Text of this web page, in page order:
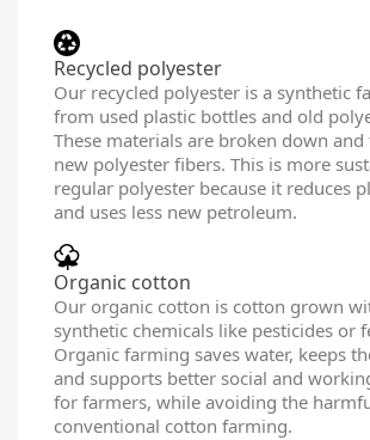
Recycled polyester
Our recycled polyester is a synthetic
from used plastic bottles and old
These materials are broken down
new polyester fibers. This is more
regular polyester because it reduces
and uses less new petroleum.
Organic cotton
Our organic cotton is cotton grown
synthetic chemicals like pesticides or
Organic farming saves water, keeps
and supports better social and
for farmers, while avoiding the
conventional cotton farming.